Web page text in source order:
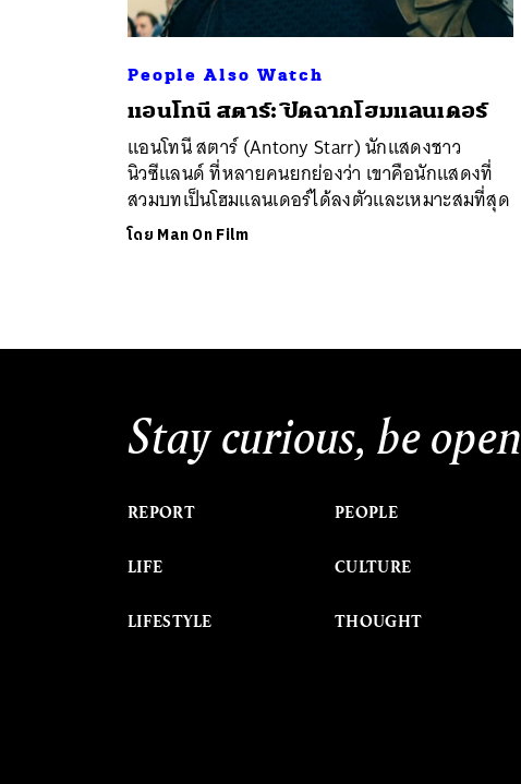
People Also Watch
แอนโทนี สตาร์: ปิดฉากโฮมแลนเดอร์
แอนโทนี สตาร์ (Antony Starr) นักแสดงชาว
นิวซีแลนด์ ที่หลายคนยกย่องว่า เขาคือนักแสดงที่
สวมบทเป็นโฮมแลนเดอร์ได้ลงตัวและเหมาะสมที่สุด
โดย Man On Film
Stay curious, be open
REPORT
LIFE
LIFESTYLE
PEOPLE
CULTURE
THOUGHT